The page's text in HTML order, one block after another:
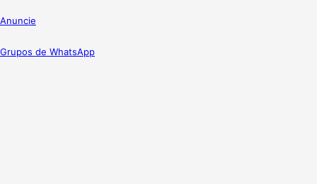
Anuncie
Grupos de WhatsApp